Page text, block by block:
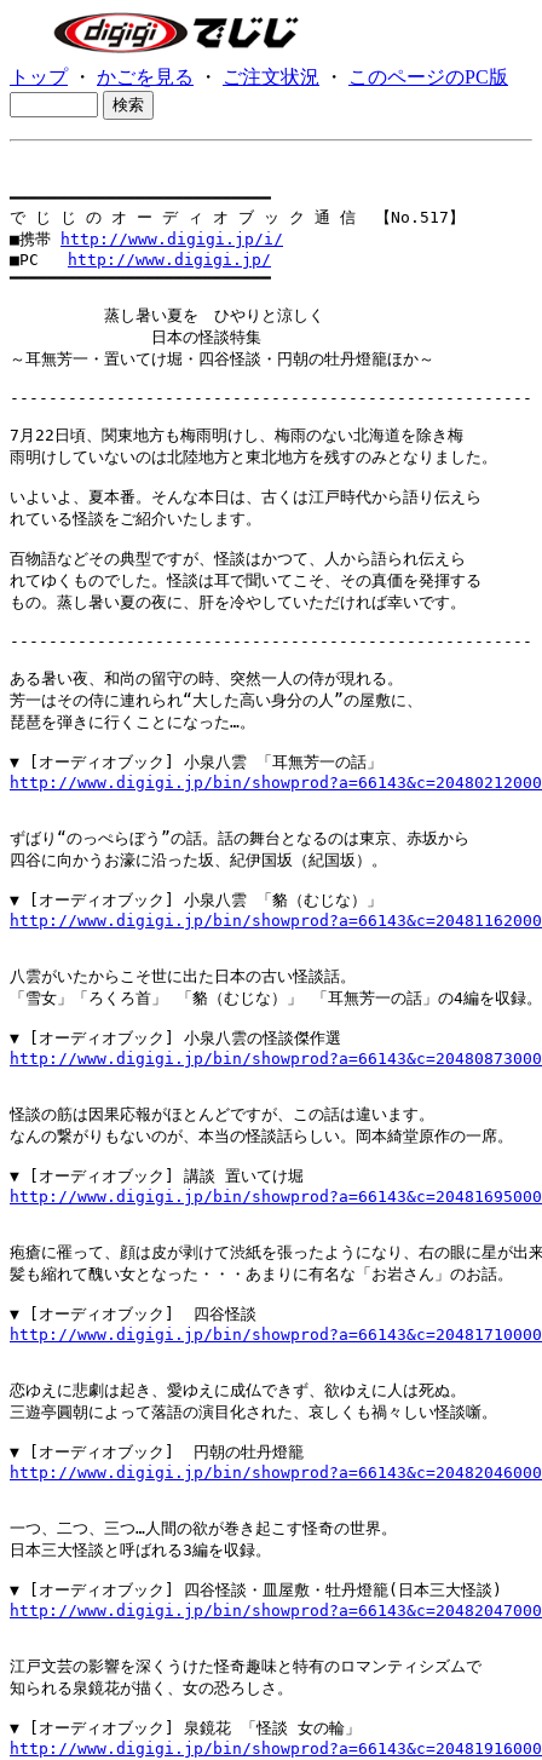
トップ・ かごを見る ・ ご注文状況 ・ このページのPC版
━━━━━━━━━━━━━━━━━━━━━━━━━━━
で じ じ の オ ー デ ィ オ ブ ッ ク 通 信  【No.517】
■携帯
http://www.digigi.jp/i/
■PC
http://www.digigi.jp/
━━━━━━━━━━━━━━━━━━━━━━━━━━━
蒸し暑い夏を　ひやりと涼しく
日本の怪談特集
～耳無芳一・置いてけ堀・四谷怪談・円朝の牡丹燈籠ほか～
------------------------------------------------------
7月22日頃、関東地方も梅雨明けし、梅雨のない北海道を除き梅
雨明けしていないのは北陸地方と東北地方を残すのみとなりました。
いよいよ、夏本番。そんな本日は、古くは江戸時代から語り伝えら
れている怪談をご紹介いたします。
百物語などその典型ですが、怪談はかつて、人から語られ伝えら
れてゆくものでした。怪談は耳で聞いてこそ、その真価を発揮する
もの。蒸し暑い夏の夜に、肝を冷やしていただければ幸いです。
------------------------------------------------------
ある暑い夜、和尚の留守の時、突然一人の侍が現れる。
芳一はその侍に連れられ“大した高い身分の人”の屋敷に、
琵琶を弾きに行くことになった…。
http://www.digigi.jp/bin/
ずばり“のっぺらぼう”の話。話の舞台となるのは東京、赤坂から
四谷に向かうお濠に沿った坂、紀伊国坂（紀国坂）。
http://www.digigi.jp/bin/
八雲がいたからこそ世に出た日本の古い怪談話。
「雪女」「ろくろ首」 「貉（むじな）」 「耳無芳一の話」の4編を収録。
http://www.digigi.jp/bin/
怪談の筋は因果応報がほとんどですが、この話は違います。
なんの繋がりもないのが、本当の怪談話らしい。岡本綺堂原作の一席。
http://www.digigi.jp/bin/
疱瘡に罹って、顔は皮が剥けて渋紙を張ったようになり、右の眼に星が出
髪も縮れて醜い女となった・・・あまりに有名な「お岩さん」のお話。
http://www.digigi.jp/bin/
恋ゆえに悲劇は起き、愛ゆえに成仏できず、欲ゆえに人は死ぬ。
三遊亭圓朝によって落語の演目化された、哀しくも禍々しい怪談噺。
http://www.digigi.jp/bin/
一つ、二つ、三つ…人間の欲が巻き起こす怪奇の世界。
日本三大怪談と呼ばれる3編を収録。
http://www.digigi.jp/bin/
江戸文芸の影響を深くうけた怪奇趣味と特有のロマンティシズムで
知られる泉鏡花が描く、女の恐ろしさ。
http://www.digigi.jp/bin/